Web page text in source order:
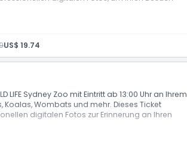
US$ 19.74
LIFE Sydney Zoo mit Eintritt ab 13:00 Uhr an Ihrem
Wombats und mehr. Dieses Ticket
digitalen Fotos zur Erinnerung an Ihren